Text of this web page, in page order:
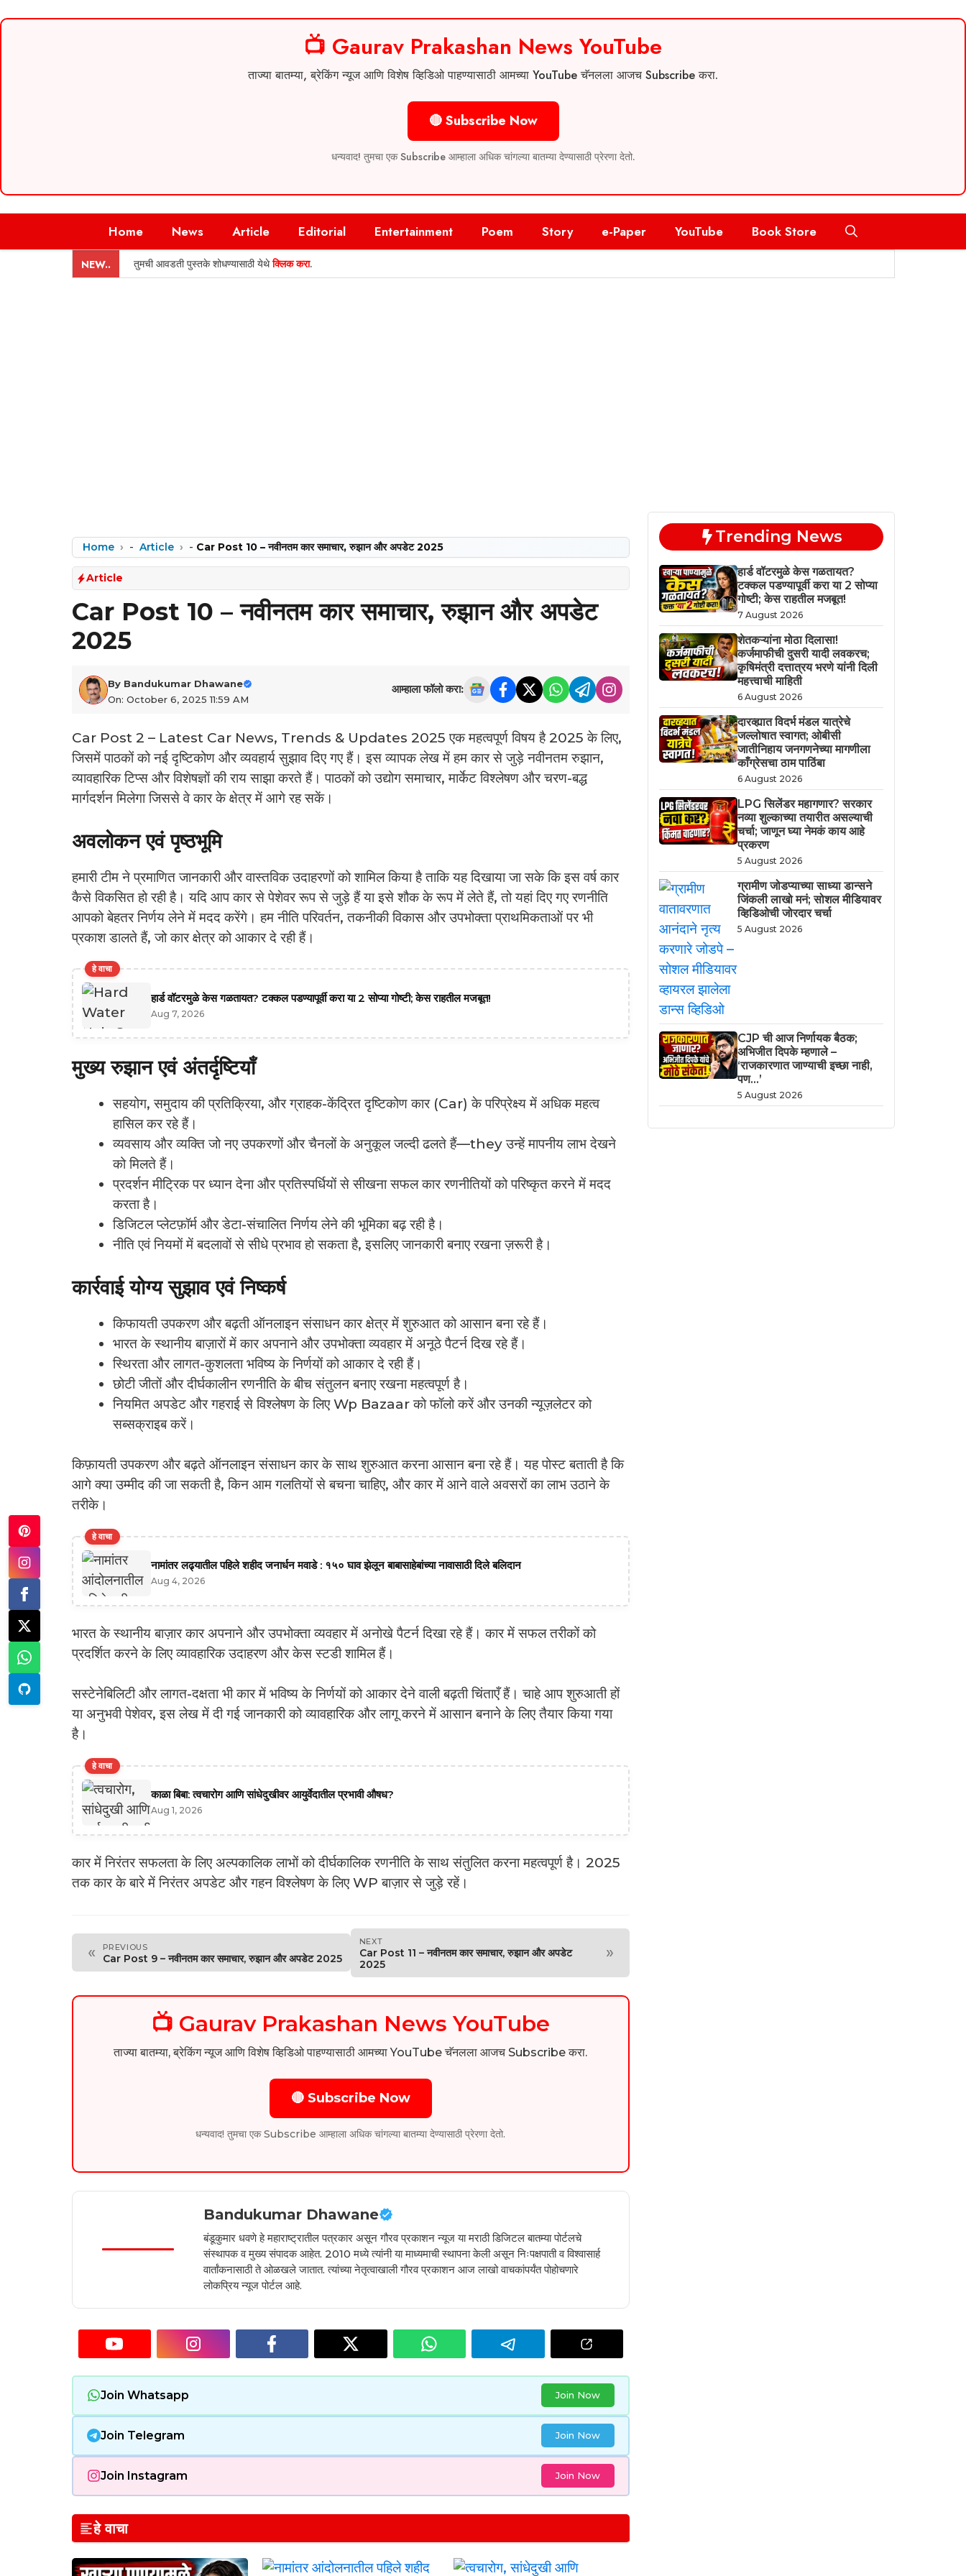
📺 Gaurav Prakashan News YouTube
ताज्या बातम्या, ब्रेकिंग न्यूज आणि विशेष व्हिडिओ पाहण्यासाठी आमच्या YouTube चॅनलला आजच Subscribe करा.
🔴 Subscribe Now
धन्यवाद! तुमचा एक Subscribe आम्हाला अधिक चांगल्या बातम्या देण्यासाठी प्रेरणा देतो.
Home News Article Editorial Entertainment Poem Story e-Paper YouTube Book Store
NEW.. तुमची आवडती पुस्तके शोधण्यासाठी येथेक्लिक करा.
Home - Article - Car Post 10 – नवीनतम कार समाचार, रुझान और अपडेट 2025
Article
Car Post 10 – नवीनतम कार समाचार, रुझान और अपडेट
2025
By Bandukumar Dhawane
On: October 6, 2025 11:59 AM
आम्हाला फॉलो करा:
Car Post 2 – Latest Car News, Trends & Updates 2025 एक महत्वपूर्ण विषय है 2025 के लिए,
जिसमें पाठकों को नई दृष्टिकोण और व्यवहार्य सुझाव दिए गए हैं। इस व्यापक लेख में हम कार से जुड़े नवीनतम रुझान,
व्यावहारिक टिप्स और विशेषज्ञों की राय साझा करते हैं। पाठकों को उद्योग समाचार, मार्केट विश्लेषण और चरण-बद्ध
मार्गदर्शन मिलेगा जिससे वे कार के क्षेत्र में आगे रह सकें।
अवलोकन एवं पृष्ठभूमि
हमारी टीम ने प्रमाणित जानकारी और वास्तविक उदाहरणों को शामिल किया है ताकि यह दिखाया जा सके कि इस वर्ष कार
कैसे विकसित हो रही है। यदि आप कार से पेशेवर रूप से जुड़े हैं या इसे शौक के रूप में लेते हैं, तो यहां दिए गए रणनीति
आपको बेहतर निर्णय लेने में मदद करेंगे। हम नीति परिवर्तन, तकनीकी विकास और उपभोक्ता प्राथमिकताओं पर भी
प्रकाश डालते हैं, जो कार क्षेत्र को आकार दे रही हैं।
हे वाचा
हार्ड वॉटरमुळे केस गळतायत? टक्कल पडण्यापूर्वी करा या 2 सोप्या गोष्टी; केस राहतील मजबूत!
Aug 7, 2026
मुख्य रुझान एवं अंतर्दृष्टियाँ
सहयोग, समुदाय की प्रतिक्रिया, और ग्राहक-केंद्रित दृष्टिकोण कार (Car) के परिप्रेक्ष्य में अधिक महत्व
हासिल कर रहे हैं।
व्यवसाय और व्यक्ति जो नए उपकरणों और चैनलों के अनुकूल जल्दी ढलते हैं—they उन्हें मापनीय लाभ देखने
को मिलते हैं।
प्रदर्शन मीट्रिक पर ध्यान देना और प्रतिस्पर्धियों से सीखना सफल कार रणनीतियों को परिष्कृत करने में मदद
करता है।
डिजिटल प्लेटफ़ॉर्म और डेटा-संचालित निर्णय लेने की भूमिका बढ़ रही है।
नीति एवं नियमों में बदलावों से सीधे प्रभाव हो सकता है, इसलिए जानकारी बनाए रखना ज़रूरी है।
कार्रवाई योग्य सुझाव एवं निष्कर्ष
किफायती उपकरण और बढ़ती ऑनलाइन संसाधन कार क्षेत्र में शुरुआत को आसान बना रहे हैं।
भारत के स्थानीय बाज़ारों में कार अपनाने और उपभोक्ता व्यवहार में अनूठे पैटर्न दिख रहे हैं।
स्थिरता और लागत-कुशलता भविष्य के निर्णयों को आकार दे रही हैं।
छोटी जीतों और दीर्घकालीन रणनीति के बीच संतुलन बनाए रखना महत्वपूर्ण है।
नियमित अपडेट और गहराई से विश्लेषण के लिए Wp Bazaar को फॉलो करें और उनकी न्यूज़लेटर को
सब्सक्राइब करें।
किफ़ायती उपकरण और बढ़ते ऑनलाइन संसाधन कार के साथ शुरुआत करना आसान बना रहे हैं। यह पोस्ट बताती है कि
आगे क्या उम्मीद की जा सकती है, किन आम गलतियों से बचना चाहिए, और कार में आने वाले अवसरों का लाभ उठाने के
तरीके।
हे वाचा
नामांतर लढ्यातील पहिले शहीद जनार्धन मवाडे : १५० घाव झेलून बाबासाहेबांच्या नावासाठी दिले बलिदान
Aug 4, 2026
भारत के स्थानीय बाज़ार कार अपनाने और उपभोक्ता व्यवहार में अनोखे पैटर्न दिखा रहे हैं। कार में सफल तरीकों को
प्रदर्शित करने के लिए व्यावहारिक उदाहरण और केस स्टडी शामिल हैं।
सस्टेनेबिलिटी और लागत-दक्षता भी कार में भविष्य के निर्णयों को आकार देने वाली बढ़ती चिंताएँ हैं। चाहे आप शुरुआती हों
या अनुभवी पेशेवर, इस लेख में दी गई जानकारी को व्यावहारिक और लागू करने में आसान बनाने के लिए तैयार किया गया
है।
हे वाचा
काळा बिबा: त्वचारोग आणि सांधेदुखीवर आयुर्वेदातील प्रभावी औषध?
Aug 1, 2026
कार में निरंतर सफलता के लिए अल्पकालिक लाभों को दीर्घकालिक रणनीति के साथ संतुलित करना महत्वपूर्ण है। 2025
तक कार के बारे में निरंतर अपडेट और गहन विश्लेषण के लिए WP बाज़ार से जुड़े रहें।
« PREVIOUS
Car Post 9 – नवीनतम कार समाचार, रुझान और अपडेट 2025
NEXT
Car Post 11 – नवीनतम कार समाचार, रुझान और अपडेट
2025
»
📺 Gaurav Prakashan News YouTube
ताज्या बातम्या, ब्रेकिंग न्यूज आणि विशेष व्हिडिओ पाहण्यासाठी आमच्या YouTube चॅनलला आजच Subscribe करा.
🔴 Subscribe Now
धन्यवाद! तुमचा एक Subscribe आम्हाला अधिक चांगल्या बातम्या देण्यासाठी प्रेरणा देतो.
Bandukumar Dhawane
बंडूकुमार धवणे हे महाराष्ट्रातील पत्रकार असून गौरव प्रकाशन न्यूज या मराठी डिजिटल बातम्या पोर्टलचे
संस्थापक व मुख्य संपादक आहेत. 2010 मध्ये त्यांनी या माध्यमाची स्थापना केली असून निःपक्षपाती व विश्वासार्ह
वार्तांकनासाठी ते ओळखले जातात. त्यांच्या नेतृत्वाखाली गौरव प्रकाशन आज लाखो वाचकांपर्यंत पोहोचणारे
लोकप्रिय न्यूज पोर्टल आहे.
Join Whatsapp Join Now
Join Telegram Join Now
Join Instagram Join Now
हे वाचा
Trending News
हार्ड वॉटरमुळे केस गळतायत?
टक्कल पडण्यापूर्वी करा या 2 सोप्या
गोष्टी; केस राहतील मजबूत!
7 August 2026
शेतकऱ्यांना मोठा दिलासा!
कर्जमाफीची दुसरी यादी लवकरच;
कृषिमंत्री दत्तात्रय भरणे यांनी दिली
महत्त्वाची माहिती
6 August 2026
दारव्ह्यात विदर्भ मंडल यात्रेचे
जल्लोषात स्वागत; ओबीसी
जातीनिहाय जनगणनेच्या मागणीला
काँग्रेसचा ठाम पाठिंबा
6 August 2026
LPG सिलेंडर महागणार? सरकार
नव्या शुल्काच्या तयारीत असल्याची
चर्चा; जाणून घ्या नेमकं काय आहे
प्रकरण
5 August 2026
ग्रामीण जोडप्याच्या साध्या डान्सने
जिंकली लाखो मनं; सोशल मीडियावर
व्हिडिओची जोरदार चर्चा
5 August 2026
CJP ची आज निर्णायक बैठक;
अभिजीत दिपके म्हणाले –
‘राजकारणात जाण्याची इच्छा नाही,
पण…’
5 August 2026